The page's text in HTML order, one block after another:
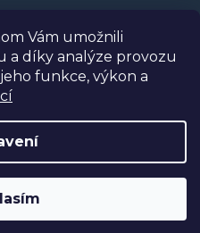
Vám umožnili
díky analýze provozu
funkce, výkon a
Shopcode
Florenc. Všechna práva